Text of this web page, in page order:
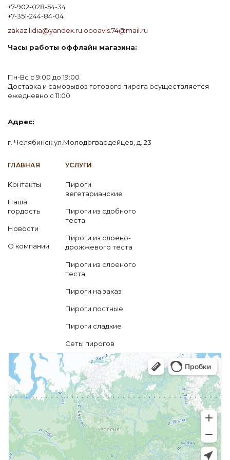
ГЛАВНАЯ
Контакты
Наша
гордость
Новости
О компании
УСЛУГИ
Пироги
вегетарианские
Пироги из сдобного
теста
Пироги из слоено-
дрожжевого теста
Пироги из слоеного
теста
Пироги на заказ
Пироги постные
Пироги сладкие
Сеты пирогов
+7-902-028-54-34
+7-351-244-84-04
zakaz.lidia@yandex.ru oooavis.74@mail.ru
Часы работы оффлайн магазина:
Пн-Вс с 9:00 до 19:00
Доставка и самовывоз готового пирога осуществляется
ежедневно с 11:00
Адрес:
г. Челябинск ул.Молодогвардейцев, д. 23